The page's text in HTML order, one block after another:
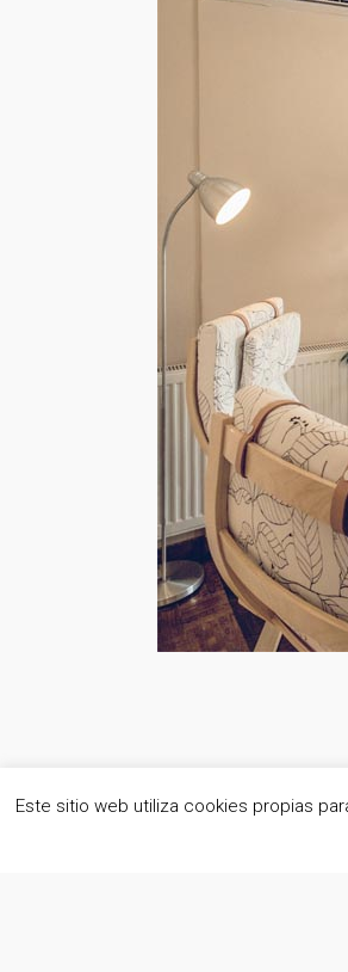
Este sitio web utiliza cookies propias